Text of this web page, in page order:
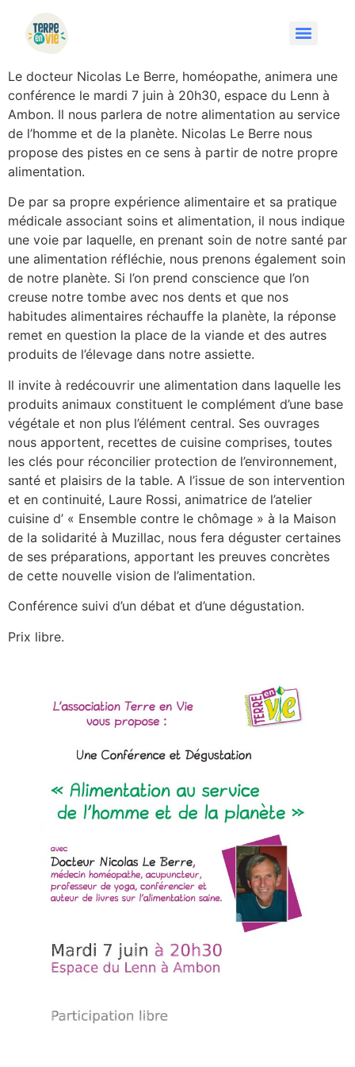
Le docteur Nicolas Le Berre, homéopathe, animera une
conférence le mardi 7 juin à 20h30, espace du Lenn à
Ambon. Il nous parlera de notre alimentation au service
de l’homme et de la planète. Nicolas Le Berre nous
propose des pistes en ce sens à partir de notre propre
alimentation.
De par sa propre expérience alimentaire et sa pratique
médicale associant soins et alimentation, il nous indique
une voie par laquelle, en prenant soin de notre santé par
une alimentation réfléchie, nous prenons également soin
de notre planète. Si l’on prend conscience que l’on
creuse notre tombe avec nos dents et que nos
habitudes alimentaires réchauffe la planète, la réponse
remet en question la place de la viande et des autres
produits de l’élevage dans notre assiette.
Il invite à redécouvrir une alimentation dans laquelle les
produits animaux constituent le complément d’une base
végétale et non plus l’élément central. Ses ouvrages
nous apportent, recettes de cuisine comprises, toutes
les clés pour réconcilier protection de l’environnement,
santé et plaisirs de la table. A l’issue de son intervention
et en continuité, Laure Rossi, animatrice de l’atelier
cuisine d’ « Ensemble contre le chômage » à la Maison
de la solidarité à Muzillac, nous fera déguster certaines
de ses préparations, apportant les preuves concrètes
de cette nouvelle vision de l’alimentation.
Conférence suivi d’un débat et d’une dégustation.
Prix libre.